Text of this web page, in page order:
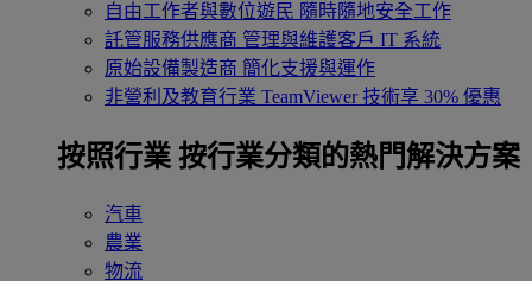
自由工作者與數位遊民 隨時隨地安全工作
託管服務供應商 管理與維護客戶 IT 系統
原始設備製造商 簡化支援與運作
非營利及教育行業 TeamViewer 技術享 30% 優惠
按照行業 按行業分類的熱門解決方案
汽車
農業
物流